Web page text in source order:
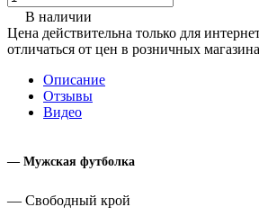
В наличии
Цена действительна только для
отличаться от цен в розничных
Описание
Отзывы
Видео
— Мужская футболка
— Свободный крой